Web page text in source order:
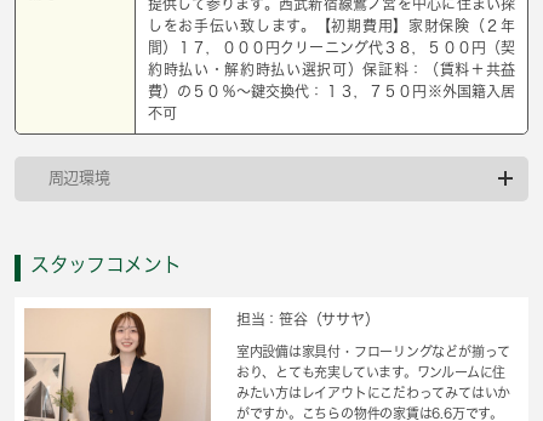
提供して参ります。西武新宿線鷺ノ宮を中心に住まい探
しをお手伝い致します。【初期費用】家財保険（２年
間）１７，０００円クリーニング代３８，５００円（契
約時払い・解約時払い選択可）保証料：（賃料＋共益
費）の５０％～鍵交換代：１３，７５０円※外国籍入居
不可
周辺環境
スタッフコメント
担当：笹谷（ササヤ）
室内設備は家具付・フローリングなどが揃って
おり、とても充実しています。ワンルームに住
みたい方はレイアウトにこだわってみてはいか
がですか。こちらの物件の家賃は6.6万です。